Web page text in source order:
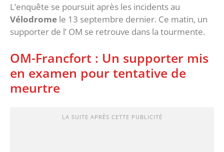
L’enquête se poursuit après les incidents au
Vélodrome le 13 septembre dernier. Ce matin, un
supporter de l’ OM se retrouve dans la tourmente.
OM-Francfort : Un supporter mis
en examen pour tentative de
meurtre
LA SUITE APRÈS CETTE PUBLICITÉ